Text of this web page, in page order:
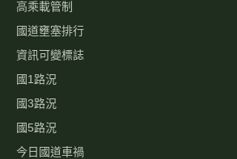
高乘載管制
國道壅塞排行
資訊可變標誌
國1路況
國3路況
國5路況
今日國道車禍